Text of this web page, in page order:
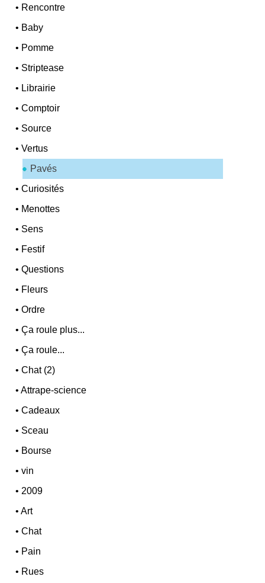
• Rencontre
• Baby
• Pomme
• Striptease
• Librairie
•Comptoir
• Source
•Vertus
Pavés
•Curiosités
• Menottes
• Sens
• Festif
•Questions
• Fleurs
•Ordre
•Ça roule plus...
•Ça roule...
•Chat (2)
•Attrape-science
•Cadeaux
• Sceau
• Bourse
•vin
• 2009
•Art
•Chat
• Pain
• Rues